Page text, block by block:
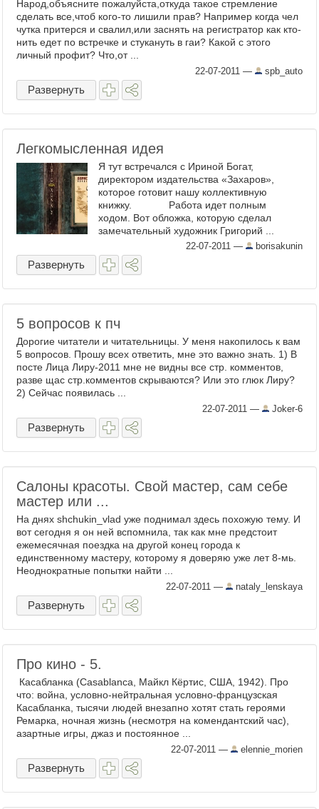
Народ,объясните пожалуйста,откуда такое стремление
сделать все,чтоб кого-то лишили прав? Например когда чел
чутка притерся и свалил,или заснять на регистратор как кто-
нить едет по встречке и стукануть в гаи? Какой с этого
личный профит? Что,от ...
22-07-2011 — spb_auto
Развернуть
Легкомысленная идея
Я тут встречался с Ириной Богат,
директором издательства «Захаров»,
которое готовит нашу коллективную
книжку. Работа идет полным
ходом. Вот обложка, которую сделал
замечательный художник Григорий ...
22-07-2011 — borisakunin
Развернуть
5 вопросов к пч
Дорогие читатели и читательницы. У меня накопилось к вам
5 вопросов. Прошу всех ответить, мне это важно знать. 1) В
посте Лица Лиру-2011 мне не видны все стр. комментов,
разве щас стр.комментов скрываются? Или это глюк Лиру?
2) Сейчас появилась ...
22-07-2011 — Joker-6
Развернуть
Салоны красоты. Свой мастер, сам себе
мастер или ...
На днях shchukin_vlad уже поднимал здесь похожую тему. И
вот сегодня я он ней вспомнила, так как мне предстоит
ежемесячная поездка на другой конец города к
единственному мастеру, которому я доверяю уже лет 8-мь.
Неоднократные попытки найти ...
22-07-2011 — nataly_lenskaya
Развернуть
Про кино - 5.
Касабланка (Casablanca, Майкл Кёртис, США, 1942). Про
что: война, условно-нейтральная условно-французская
Касабланка, тысячи людей внезапно хотят стать героями
Ремарка, ночная жизнь (несмотря на комендантский час),
азартные игры, джаз и постоянное ...
22-07-2011 — elennie_morien
Развернуть